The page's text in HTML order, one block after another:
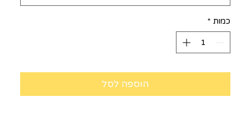
כמות *
הוספה לסל